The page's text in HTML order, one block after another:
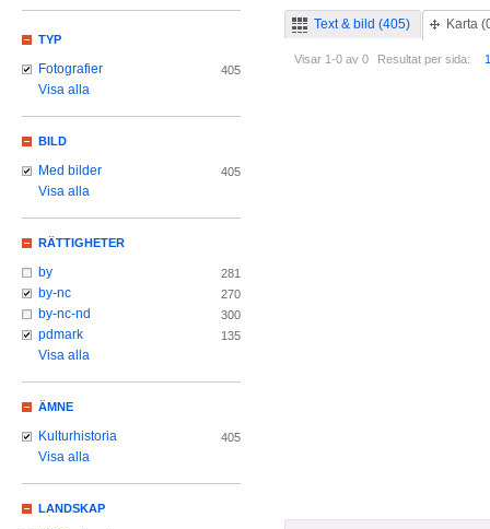
Text & bild (405) Karta
Visar 1-0 av 0 Resultat per sida:
TYP
Fotografier 405
Visa alla
BILD
Med bilder 405
Visa alla
RÄTTIGHETER
by 281
by-nc 270
by-nc-nd 300
pdmark 135
Visa alla
ÄMNE
Kulturhistoria 405
Visa alla
LANDSKAP